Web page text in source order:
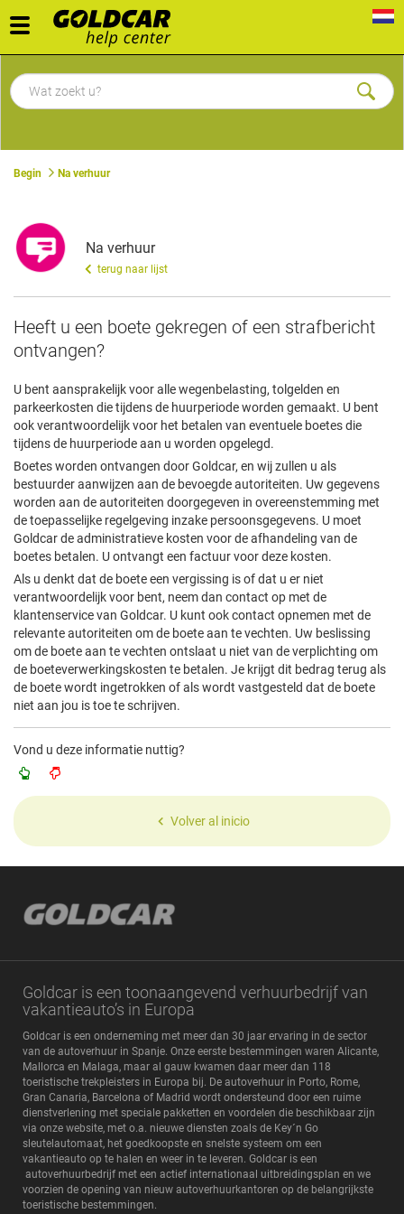
Toggle
navigation
Begin Na verhuur
Na verhuur
terug naar lijst
Heeft u een boete gekregen of een strafbericht
ontvangen?
U bent aansprakelijk voor alle wegenbelasting, tolgelden en
parkeerkosten die tijdens de huurperiode worden gemaakt. U bent
ook verantwoordelijk voor het betalen van eventuele boetes die
tijdens de huurperiode aan u worden opgelegd.
Boetes worden ontvangen door Goldcar, en wij zullen u als
bestuurder aanwijzen aan de bevoegde autoriteiten. Uw gegevens
worden aan de autoriteiten doorgegeven in overeenstemming met
de toepasselijke regelgeving inzake persoonsgegevens. U moet
Goldcar de administratieve kosten voor de afhandeling van de
boetes betalen. U ontvangt een factuur voor deze kosten.
Als u denkt dat de boete een vergissing is of dat u er niet
verantwoordelijk voor bent, neem dan contact op met de
klantenservice van Goldcar. U kunt ook contact opnemen met de
relevante autoriteiten om de boete aan te vechten. Uw beslissing
om de boete aan te vechten ontslaat u niet van de verplichting om
de boeteverwerkingskosten te betalen. Je krijgt dit bedrag terug als
de boete wordt ingetrokken of als wordt vastgesteld dat de boete
niet aan jou is toe te schrijven.
Vond u deze informatie nuttig?
Volver al inicio
Goldcar is een toonaangevend verhuurbedrijf van
vakantieauto’s in Europa
Goldcar is een onderneming met meer dan 30 jaar ervaring in de sector
van de autoverhuur in Spanje. Onze eerste bestemmingen waren Alicante,
Mallorca en Malaga, maar al gauw kwamen daar meer dan 118
toeristische trekpleisters in Europa bij. De autoverhuur in Porto, Rome,
Gran Canaria, Barcelona of Madrid wordt ondersteund door een ruime
dienstverlening met speciale pakketten en voordelen die beschikbaar zijn
via onze website, met o.a. nieuwe diensten zoals de Key´n Go
sleutelautomaat, het goedkoopste en snelste systeem om een
vakantieauto op te halen en weer in te leveren. Goldcar is een
autoverhuurbedrijf met een actief internationaal uitbreidingsplan en we
voorzien de opening van nieuw autoverhuurkantoren op de belangrijkste
toeristische bestemmingen.